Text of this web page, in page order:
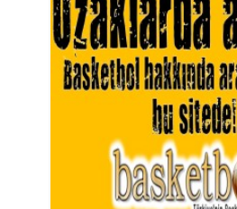
A. BAHRİ VRESKALA
Köşe Yazarı